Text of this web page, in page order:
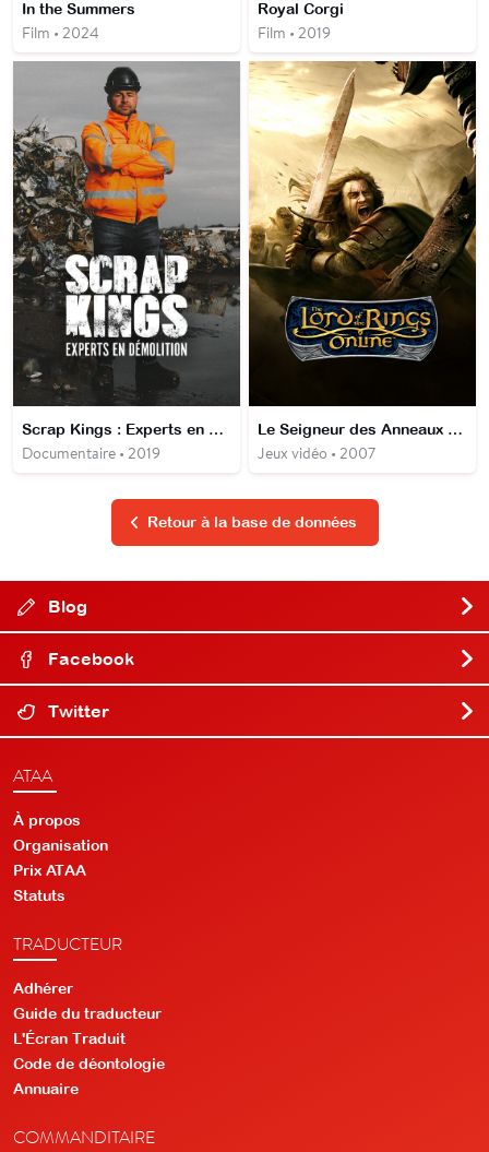
In the Summers
Film • 2024
Royal Corgi
Film • 2019
Scrap Kings : Experts en démolition
Documentaire • 2019
Le Seigneur des Anneaux Online
Jeux vidéo • 2007
Retour à la base de données
Blog
Facebook
Twitter
ATAA
À propos
Organisation
Prix ATAA
Statuts
TRADUCTEUR
Adhérer
Guide du traducteur
L'Écran Traduit
Code de déontologie
Annuaire
COMMANDITAIRE